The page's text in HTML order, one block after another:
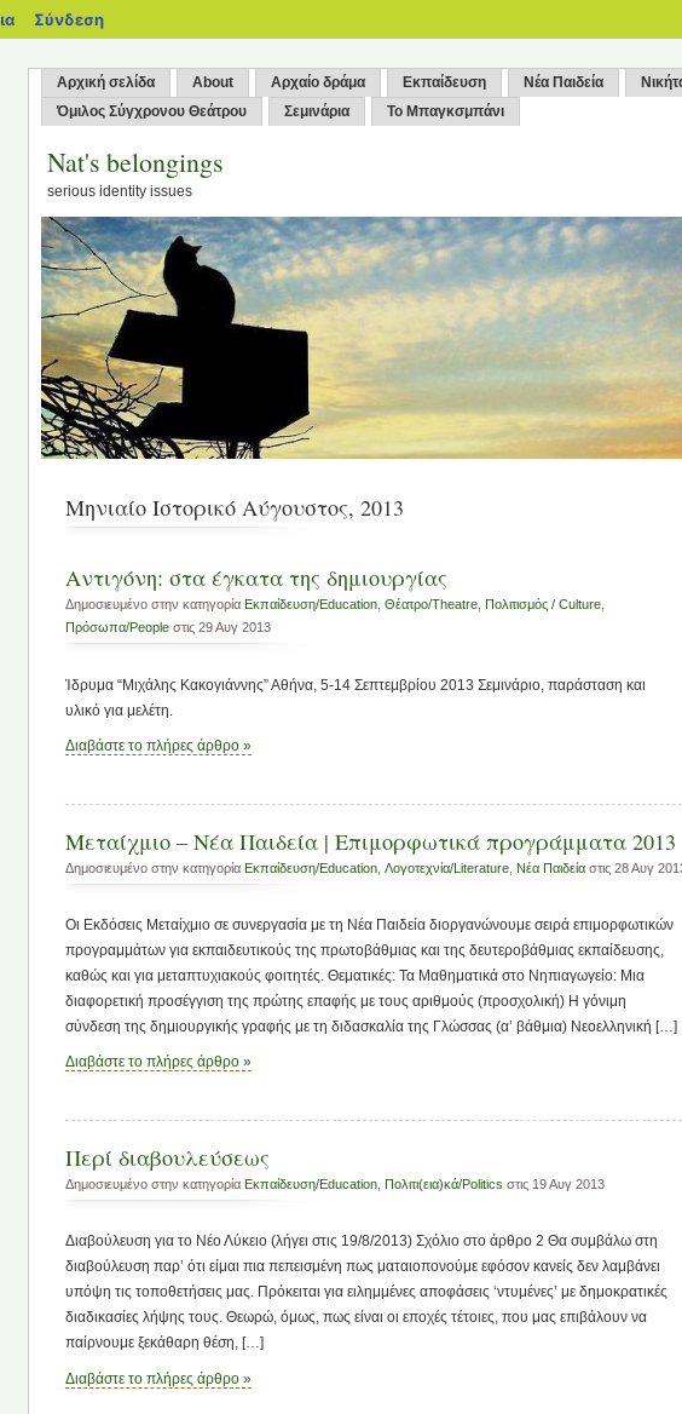
Αρχική σελίδα About Αρχαίο δράμα Εκπαίδευση Νέα Παιδεία
Όμιλος Σύγχρονου Θεάτρου
Σεμινάρια Το Μπαγκσμπάνι
Nat's belongings
serious identity issues
Μηνιαίο Ιστορικό Αύγουστος, 2013
Αντιγόνη: στα έγκατα της δημιουργίας
Δημοσιευμένο στην κατηγορία Εκπαίδευση/Education, Θέατρο/Theatre, Πολιτισμός / Culture,
Πρόσωπα/People στις 29 Αυγ 2013
Ίδρυμα “Μιχάλης Κακογιάννης” Αθήνα, 5-14 Σεπτεμβρίου 2013 Σεμινάριο, παράσταση και
υλικό για μελέτη.
Διαβάστε το πλήρες άρθρο »
Μεταίχμιο – Νέα Παιδεία | Επιμορφωτικά προγράμματα 2013
Δημοσιευμένο στην κατηγορία Εκπαίδευση/Education Λογοτεχνία/Literature Νέα Παιδεία στις 28 Αυγ
Οι Εκδόσεις Μεταίχμιο σε συνεργασία με τη Νέα Παιδεία διοργανώνουμε σειρά επιμορφωτικών
προγραμμάτων για εκπαιδευτικούς της πρωτοβάθμιας και της δευτεροβάθμιας εκπαίδευσης,
καθώς και για μεταπτυχιακούς φοιτητές. Θεματικές: Τα Μαθηματικά στο Νηπιαγωγείο: Μια
διαφορετική προσέγγιση της πρώτης επαφής με τους αριθμούς (προσχολική) Η γόνιμη
σύνδεση της δημιουργικής γραφής με τη διδασκαλία της Γλώσσας (α’ βάθμια) Νεοελληνική […]
Διαβάστε το πλήρες άρθρο »
Περί διαβουλεύσεως
Δημοσιευμένο στην κατηγορία Εκπαίδευση/Education Πολιτι(εια)κά/Politics στις 19 Αυγ 2013
Διαβούλευση για το Νέο Λύκειο (λήγει στις 19/8/2013) Σχόλιο στο άρθρο 2 Θα συμβάλω στη
διαβούλευση παρ’ ότι είμαι πια πεπεισμένη πως ματαιοπονούμε εφόσον κανείς δεν λαμβάνει
υπόψη τις τοποθετήσεις μας. Πρόκειται για ειλημμένες αποφάσεις ‘ντυμένες’ με δημοκρατικές
διαδικασίες λήψης τους. Θεωρώ, όμως, πως είναι οι εποχές τέτοιες, που μας επιβάλουν να
παίρνουμε ξεκάθαρη θέση, […]
Διαβάστε το πλήρες άρθρο »
blogs.sch.gr
Σύνδεση